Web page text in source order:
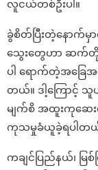
လူငယ်တစ်ဦးပါ။
ခွဲစိတ်ပြီးတဲ့နောက်မှ
သွေးတွေဟာ ဆ
ပါ ရောက်တဲ့အခြေ
တယ်။ ဒါ့ကြောင့် သူ
မျက်စိ အထူးကုဆေး
ကုသမှုခံယူခဲ့ရပါတ
ကချင်ပြည်နယ်၊ မ